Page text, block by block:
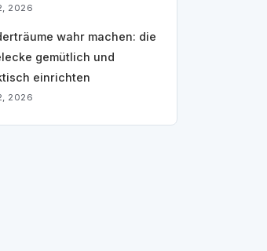
2026
wahr machen: die
gemütlich und
einrichten
2026